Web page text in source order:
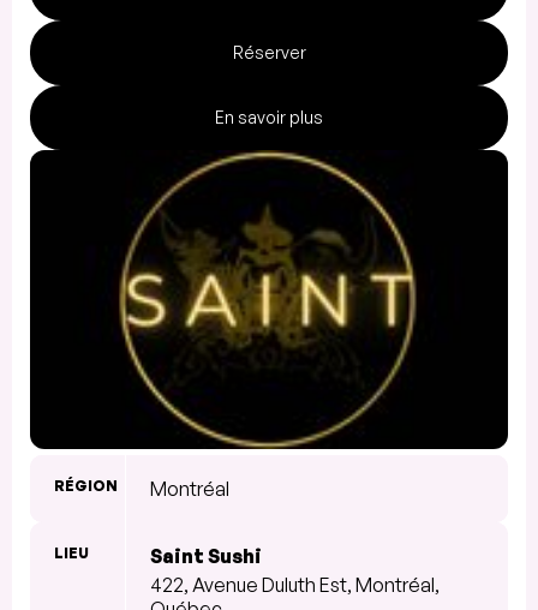
Réserver
En savoir plus
RÉGION Montréal
LIEU
Saint Sushi
422, Avenue Duluth Est, Montréal,